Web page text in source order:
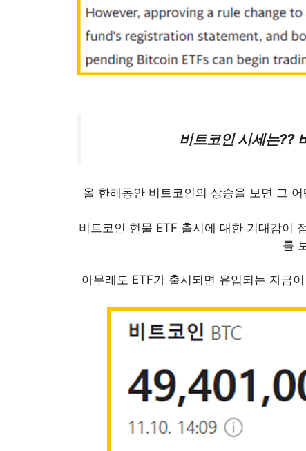
비트코인 시세는??
올 한해동안 비트코인의 상승을 보면 그
비트코인 현물 ETF 출시에 대한 기대감이
를
아무래도 ETF가 출시되면 유입되는 자금